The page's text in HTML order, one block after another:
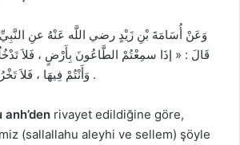
وَعَنْ أُسَامَةَ بْنِ زَيْدٍ رضي اللَّه عَنْهُ عنِ
قَالَ : « إذَا سمِعْتُمْ الطَّاعُونَ بِأَرْضٍ ، فَلاَ
وَأَنْتُمْ فِيهَا ، فَلاَ تَخْرُجُوا مِنْهَا » متفقٌ عليهِ .
rivayet edildiğine göre,
(sallallahu aleyhi ve sellem) şöyle